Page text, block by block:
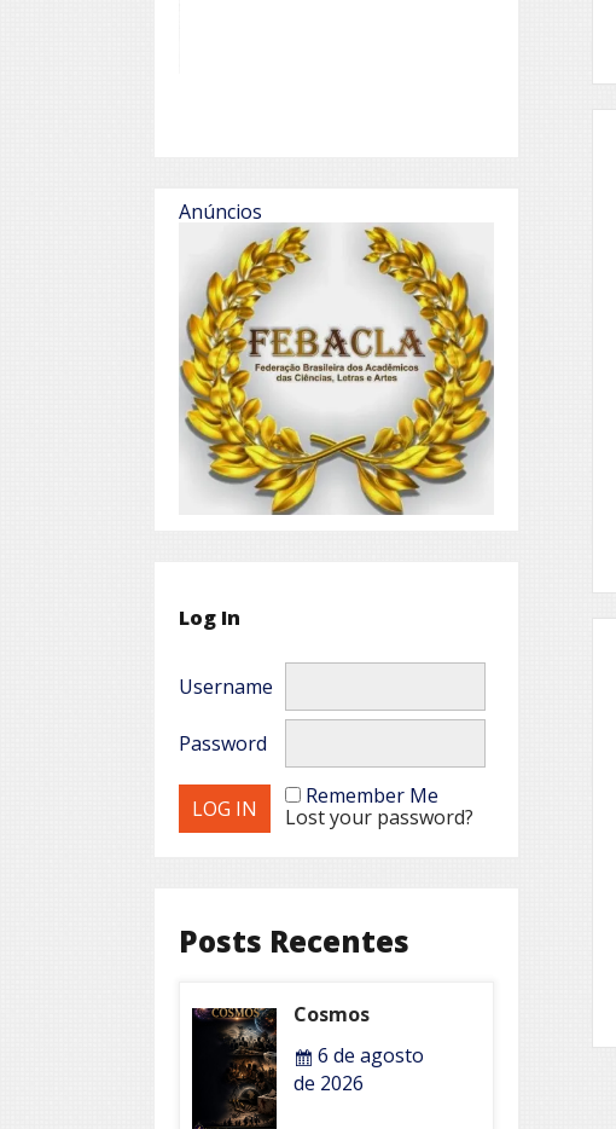
Anúncios
Log In
Username
Password
Remember Me
Lost your password?
Posts Recentes
Cosmos
6 de agosto
de 2026